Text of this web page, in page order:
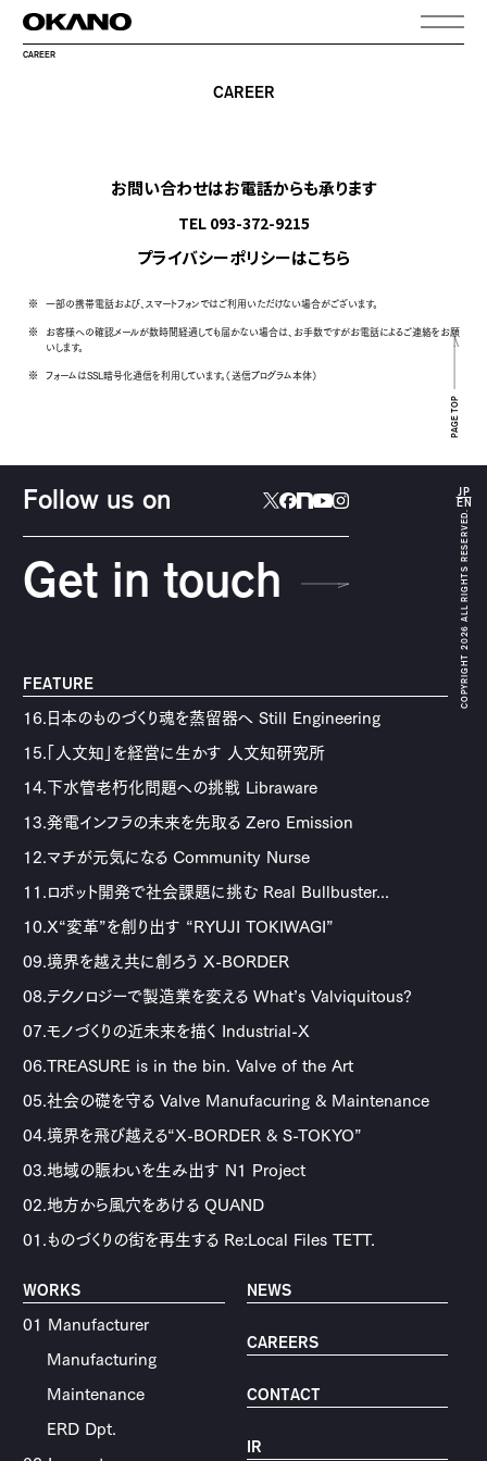
CAREER
CAREER
お問い合わせはお電話からも承ります
TEL 093-372-9215
プライバシーポリシーはこちら
一部の携帯電話および、スマートフォンではご利用いただけない場合がございます。
お客様への確認メールが数時間経過しても届かない場合は、お手数ですがお電話によるご連絡をお願
いします。
フォームはSSL暗号化通信を利用しています。（送信プログラム本体）
PAGE TOP
Follow us on
Get in touch
FEATURE
16.日本のものづくり魂を蒸留器へ Still Engineering
15.「人文知」を経営に生かす 人文知研究所
14.下水管老朽化問題への挑戦 Libraware
13.発電インフラの未来を先取る Zero Emission
12.マチが元気になる Community Nurse
11.ロボット開発で社会課題に挑む Real Bullbuster...
10.X“変革”を創り出す “RYUJI TOKIWAGI”
09.境界を越え共に創ろう X-BORDER
08.テクノロジーで製造業を変える What’s Valviquitous?
07.モノづくりの近未来を描く Industrial-X
06.TREASURE is in the bin. Valve of the Art
05.社会の礎を守る Valve Manufacuring & Maintenance
04.境界を飛び越える“X-BORDER & S-TOKYO”
03.地域の賑わいを生み出す N1 Project
02.地方から風穴をあける QUAND
01.ものづくりの街を再生する Re:Local Files TETT.
WORKS
01 Manufacturer
Manufacturing
Maintenance
ERD Dpt.
NEWS
CAREERS
CONTACT
IR
JP
EN
COPYRIGHT 2026 ALL RIGHTS RESERVED.